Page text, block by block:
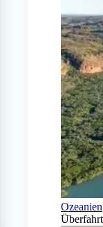
Ozeanien